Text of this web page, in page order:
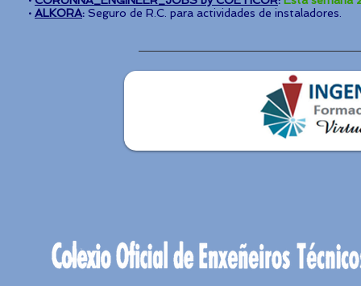
· ALKORA: Seguro de R.C. para actividades de instaladores